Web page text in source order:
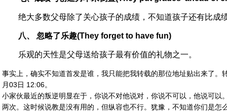
绝大多数父母除了关心孩子的成绩，不知道孩子还有比成
八、 忽略了乐趣(They forget to have fun)
乐观的天性是父母送给孩子最有价值的礼物之一。
事实上，确实不知道首发是谁，我只能把我转载的那位地址贴出来了。
月03日 12:06。
小家伙最近的叛逆明显在于，你说不对他说对，你说不可以，他说可以
两次。这时候说教是没有用的，但纵容也不行。犹豫，不知道你们是怎